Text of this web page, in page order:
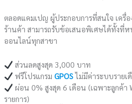
ตลอดแคมเปญ ผู้ประกอบการที่สนใจ เครื่
ร้านค้า สามารถรับข้อเสนอพิเศษได้ทั้งที่
ออนไลน์ทุกสาขา
ส่วนลดสูงสุด 3,000 บาท
ฟรีโปรแกรมGPOSไม่มีค่าระบบรายเ
ผ่อน 0% สูงสุด 6 เดือน (เฉพาะลูกค้า
รายการ)